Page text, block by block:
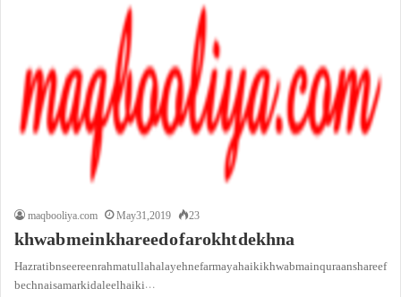
maqbooliya.com May 31, 2019 23
khwab mein khareed o farokht dekhna
Hazrat ibn seereen rahmatullah alayeh ne farmaya hai ki khwab main quraan shareef
bechna is amar ki daleel hai ki…